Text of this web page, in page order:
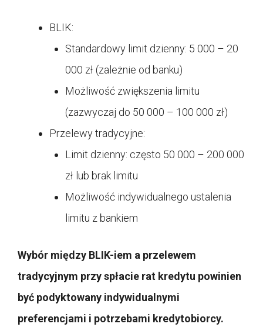
BLIK:
Standardowy limit dzienny: 5 000 – 20
000 zł (zależnie od banku)
Możliwość zwiększenia limitu
(zazwyczaj do 50 000 – 100 000 zł)
Przelewy tradycyjne:
Limit dzienny: często 50 000 – 200 000
zł lub brak limitu
Możliwość indywidualnego ustalenia
limitu z bankiem
Wybór między BLIK-iem a przelewem
tradycyjnym przy spłacie rat kredytu powinien
być podyktowany indywidualnymi
preferencjami i potrzebami kredytobiorcy.